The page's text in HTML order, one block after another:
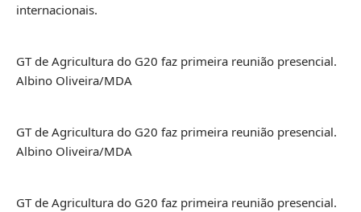
internacionais.
GT de Agricultura do G20 faz primeira reunião presencial.
Albino Oliveira/MDA
GT de Agricultura do G20 faz primeira reunião presencial.
Albino Oliveira/MDA
GT de Agricultura do G20 faz primeira reunião presencial.